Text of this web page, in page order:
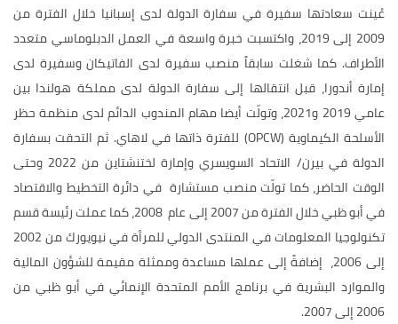
عُينت سعادتها سفيرة في سفارة الدولة لدى إسبانيا خلال الفترة من
2009 إلى 2019، واكتسبت خبرة واسعة في العمل الدبلوماسي متعدد
الأطراف. كما شغلت سابقاً منصب سفيرة لدى الفاتيكان وسفيرة لدى
إمارة أندورا، قبل انتقالها إلى سفارة الدولة لدى مملكة هولندا بين
عامي 2019 و2021، وتولّت أيضا مهام المندوب الدائم لدى منظمة حظر
الأسلحة الكيماوية (OPCW) للفترة ذاتها في لاهاي. ثم التحقت بسفارة
الدولة في بيرن/ الاتحاد السويسري وإمارة لختنشتاين من 2022 وحتى
الوقت الحاضر، كما تولّت منصب مستشارة في دائرة التخطيط والاقتصاد
في أبو ظبي خلال الفترة من 2007 إلى عام 2008، كما عملت رئيسة قسم
تكنولوجيا المعلومات في المنتدى الدولي للمرأة في نيويورك من 2002
إلى 2006، إضافةً إلى عملها مساعدة وممثلة مقيمة للشؤون المالية
والموارد البشرية في برنامج الأمم المتحدة الإنمائي في أبو ظبي من
2006 إلى 2007.